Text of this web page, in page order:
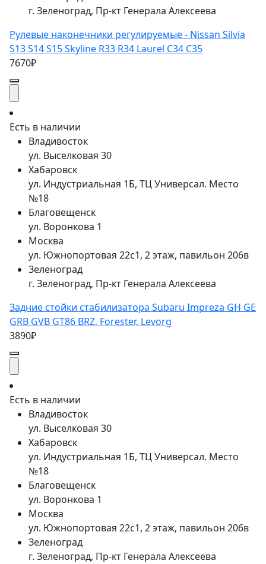
г. Зеленоград, Пр-кт Генерала Алексеева
Рулевые наконечники регулируемые - Nissan Silvia
S13 S14 S15 Skyline R33 R34 Laurel C34 C35
7670₽
Есть в наличии
Владивосток
ул. Выселковая 30
Хабаровск
ул. Индустриальная 1Б, ТЦ Универсал. Место
№18
Благовещенск
ул. Воронкова 1
Москва
ул. Южнопортовая 22с1, 2 этаж, павильон 206в
Зеленоград
г. Зеленоград, Пр-кт Генерала Алексеева
Задние стойки стабилизатора Subaru Impreza GH GE
GRB GVB GT86 BRZ, Forester, Levorg
3890₽
Есть в наличии
Владивосток
ул. Выселковая 30
Хабаровск
ул. Индустриальная 1Б, ТЦ Универсал. Место
№18
Благовещенск
ул. Воронкова 1
Москва
ул. Южнопортовая 22с1, 2 этаж, павильон 206в
Зеленоград
г. Зеленоград, Пр-кт Генерала Алексеева